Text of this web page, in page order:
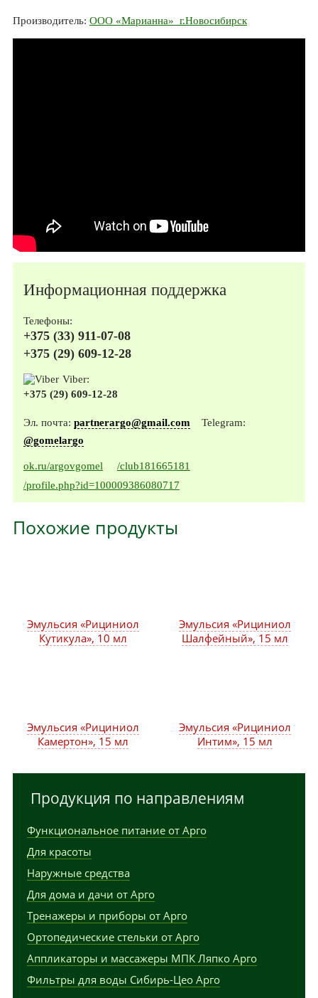
Производитель: ООО «Марианна» г.Новосибирск
Информационная поддержка
Телефоны:
+375 (33) 911-07-08
+375 (29) 609-12-28
Viber:
+375 (29) 609-12-28
Эл. почта: partnerargo@gmail.com Telegram:
@gomelargo
ok.ru/argovgomel
/club181665181
/profile.php?id=100009386080717
Похожие продукты
Эмульсия «Рициниол
Кутикула», 10 мл
Эмульсия «Рициниол
Шалфейный», 15 мл
Эмульсия «Рициниол
Интим», 15 мл
Эмульсия «Рициниол
Камертон», 15 мл
Продукция по направлениям
Функциональное питание от Арго
Для красоты
Наружные средства
Для дома и дачи от Арго
Тренажеры и приборы от Арго
Ортопедические стельки от Арго
Аппликаторы и массажеры МПК Ляпко Арго
Фильтры для воды Сибирь-Цео Арго